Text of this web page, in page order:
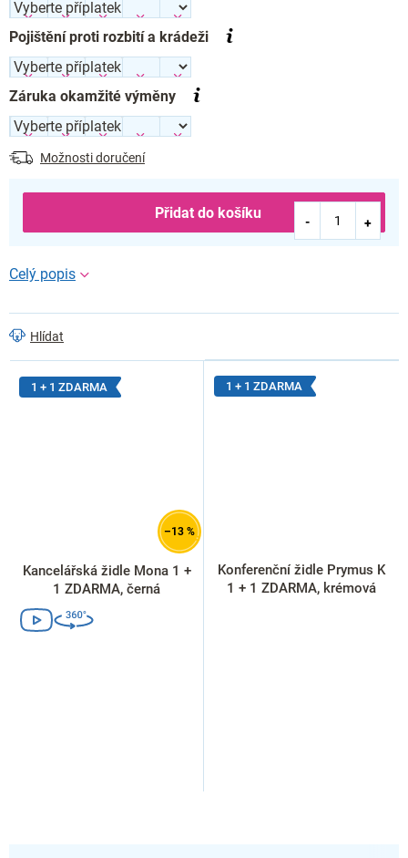
Pojištění proti rozbití a krádeži
Záruka okamžité výměny
Možnosti doručení
Přidat do košíku
Hlídat
1 + 1 ZDARMA
–13 %
Kancelářská židle Mona 1 +
1 ZDARMA, černá
1 + 1 ZDARMA
Konferenční židle Prymus K
1 + 1 ZDARMA, krémová